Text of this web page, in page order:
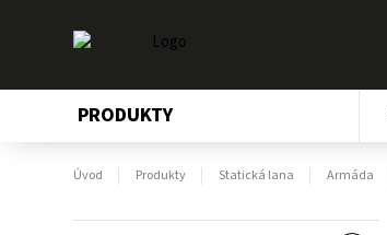
PRODUKTY
Úvod Produkty Statická lana Armáda